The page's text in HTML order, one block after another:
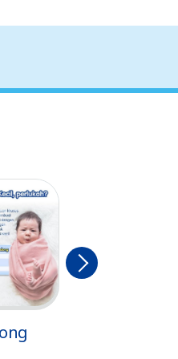
Manfaat
Berikut
nya